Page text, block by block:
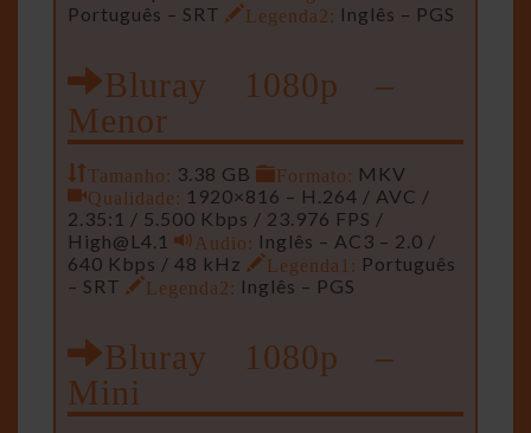
Português – SRT
Legenda2: Inglês – PGS
Bluray 1080p –
Menor
Tamanho: 3.38 GB Formato: MKV
Qualidade: 1920×816 – H.264 / AVC /
2.35:1 / 5.500 Kbps / 23.976 FPS /
High@L4.1
Audio: Inglês – AC3 – 2.0 /
640 Kbps / 48 kHz
Legenda1: Português
– SRT
Legenda2: Inglês – PGS
Bluray 1080p –
Mini